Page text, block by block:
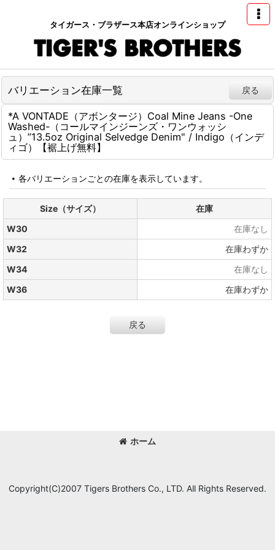
タイガース・ブラザース本店オンラインショップ
バリエーション在庫一覧 戻る
*A VONTADE（アボンタージ）Coal Mine Jeans -One
Washed-（コールマインジーンズ・ワンウォッシ
ュ）”13.5oz Original Selvedge Denim" / Indigo（インデ
ィゴ）【裾上げ無料】
各バリエーションごとの在庫を表示しています。
Size（サイズ）
在庫
W30
在庫なし
W32
在庫わずか
W34
在庫なし
W36
在庫わずか
戻る
ホーム
Copyright(C)2007 Tigers Brothers Co., LTD. All Rights Reserved.